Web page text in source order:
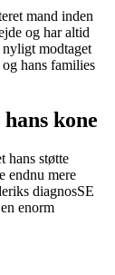
mand inden
og har altid
modtaget
hans families
kone
hans støtte
endnu mere
diagnosSE
enorm